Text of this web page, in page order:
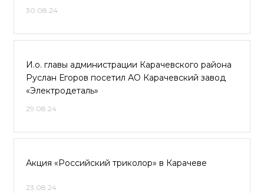
30.08.24
И.о. главы администрации Карачевского района
Руслан Егоров посетил АО Карачевский завод
«Электродеталь»
29.08.24
Акция «Российский триколор» в Карачеве
23.08.24